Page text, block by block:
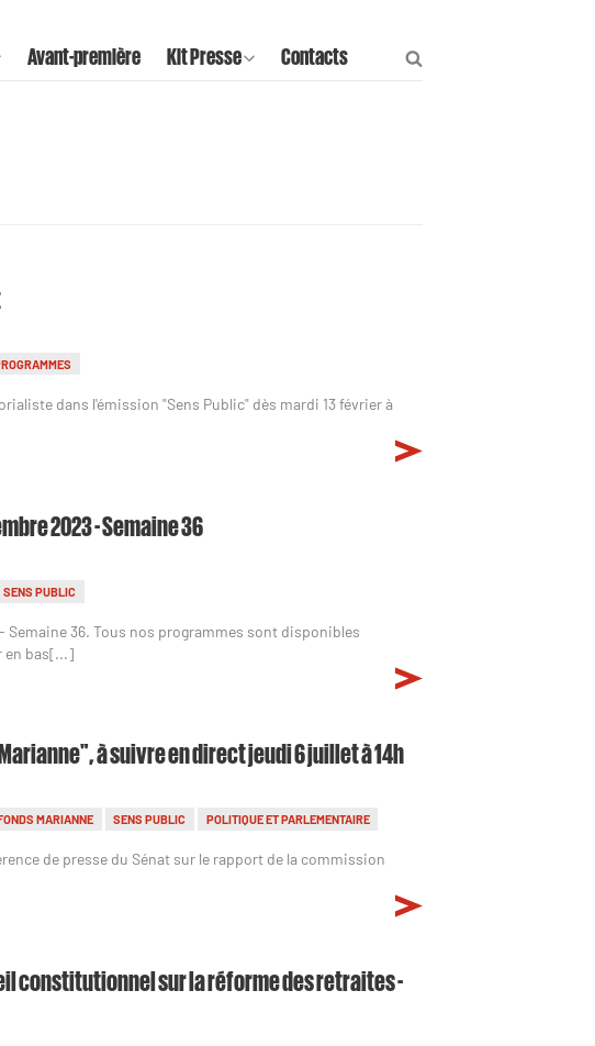
Avant-première Kit Presse Contacts
dans l'émission "Sens Public" dès mardi 13 février à
2023 - Semaine 36
SENS PUBLIC
36. Tous nos programmes sont disponibles
en bas[...]
à suivre en direct jeudi 6 juillet à 14h
MARIANNE SENS PUBLIC POLITIQUE ET PARLEMENTAIRE
de presse du Sénat sur le rapport de la commission
constitutionnel sur la réforme des retraites -